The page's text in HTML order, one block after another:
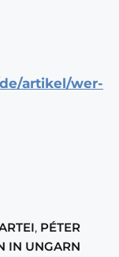
artikel/wer-
, PÉTER
IN UNGARN